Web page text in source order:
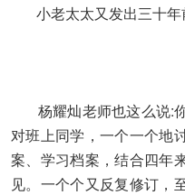
小老太太又发出三十年
杨耀灿老师也这么说:你
对班上同学，一个一个地
案、学习档案，结合四年
见。一个个又反复修订，